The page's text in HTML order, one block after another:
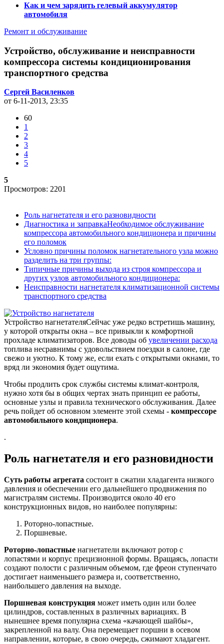
Как и чем зарядить гелевый аккумулятор
автомобиля
Ремонт и обслуживание
Устройство, обслуживание и неисправности
компрессора системы кондиционирования
транспортного средства
Сергей Василенков
от 6-11-2013, 23:35
60
1
2
3
4
5
5
Просмотров: 2201
Роль нагнетателя и его разновидности
Диагностика и заправкаНеобходимое обслуживание
компрессора автомобильного кондиционера и причины
его поломок
Условно причины поломок нагнетательного узла можно
разделить на три группы:
Типичные причины выхода из строя компрессора и
других узлов автомобильного кондиционера:
Неисправности нагнетателя климатизационной системы
транспортного средства
Устройство нагнетателяСейчас уже редко встретишь машину,
у которой открыты окна – все привыкли к комфортной
прохладе климатизаторов. Все доводы об увеличении расхода
топлива несравнимы с удовольствием поездки в салоне, где
свежо и уютно. К тому же, если ехать с открытыми окнами, то
вряд ли экономия будет ощутима.
Чтобы продлить срок службы системы климат-контроля,
нужно хотя бы в общих чертах знать принцип ее работы,
основные узлы и правила технического обслуживания. Далее
речь пойдет об основном элементе этой схемы - компрессоре
автомобильного кондиционера.
.
Роль нагнетателя и его разновидности
Суть работы агрегата состоит в сжатии хладагента низкого
давления и обеспечении его дальнейшего продвижения по
магистралям системы. Производится около 40 его
конструкционных видов, но наиболее популярны:
Роторно-лопастные.
Поршневые.
Роторно-лопастные нагнетатели включают ротор с
лопастями и корпус прецизионной формы. Вращаясь, лопасти
создают полости с различным объемом, где фреон ступенчато
достигает наименьшего размера и, соответственно,
наибольшего давления на выходе.
Поршневая конструкция может иметь один или более
цилиндров, составленных в различных вариациях. В
нынешнее время популярна схема «качающей шайбы»,
закрепленной на валу. Она перемещает поршни в осевом
направлении, которые, в свою очередь, сжимают хладагент.